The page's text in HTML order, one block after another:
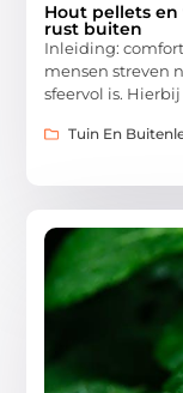
Hout pellets
rust buiten
Inleiding:
mensen streven
sfeervol is.
Tuin En